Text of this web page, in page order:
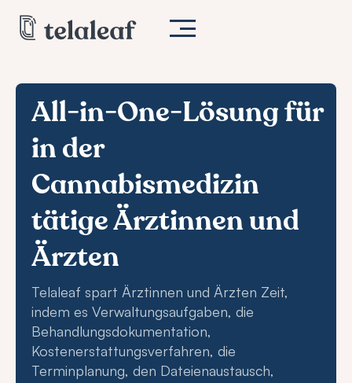
All-in-One-Lösung für
in der
Cannabismedizin
tätige Ärztinnen und
Ärzten
Telaleaf spart Ärztinnen und Ärzten Zeit,
indem es Verwaltungsaufgaben, die
Behandlungsdokumentation,
Kostenerstattungsverfahren, die
Terminplanung, den Dateienaustausch,